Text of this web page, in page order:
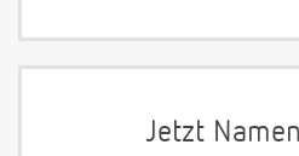
Jetzt